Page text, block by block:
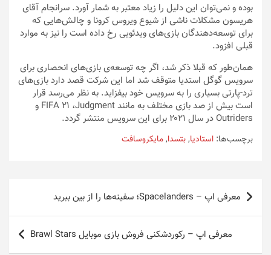
بوده و نمی‌توان این دلیل را زیاد معتبر به شمار آورد. سرانجام آقای
هریسون مشکلات ناشی از شیوع ویروس کرونا و چالش‌هایی که
برای توسعه‌دهندگان بازی‌های ویدئویی رخ داده است را نیز به موارد
قبلی افزود.
همان‌طور که قبلا ذکر شد، اگر چه توسعه‌ی بازی‌های انحصاری برای
سرویس گوگل استدیا متوقف شد اما این شرکت قصد دارد بازی‌های
ترد-پارتی بسیاری را به سرویس خود بیفزاید. به نظر می‌رسد قرار
است بیش از صد بازی مختلف به مانند FIFA 21 ،Judgment و
Outriders در سال ۲۰۲۱ برای این سرویس منتشر گردد.
برچسب‌ها: استادیا,بتسدا,مایکروسافت
راهبری
نوشتهمعرفی اپ – Spacelanders؛ سفینه‌ها را از بین ببرید
معرفی اپ – رکوردشکنی فروش بازی موبایل Brawl Stars